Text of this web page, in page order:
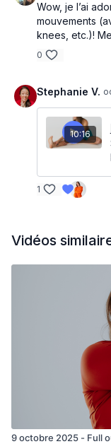
Wow, je l’ai
mouvements
knees, etc.)!
0
Stephanie V.
10:16
1
Vidéos
9 octobre 2025 - Full